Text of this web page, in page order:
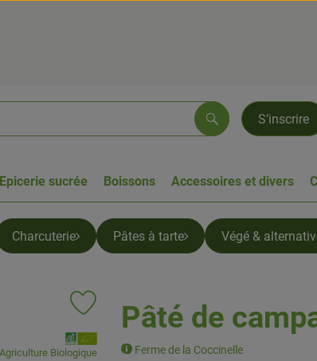
S’inscrire
Rechercher
Epicerie sucrée Boissons Accessoires et divers
Charcuterie Pâtes à tarte Végé &
Pâté de
Ferme de la Coccinelle
Ajouter le produit aux favoris
, Association:
Agriculture Biologique